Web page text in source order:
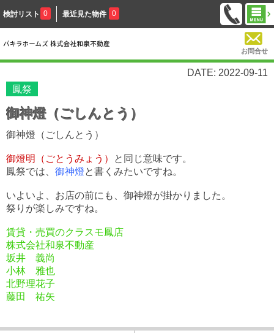
検討リスト 0 最近見た物件 0
お問合せ
DATE: 2022-09-11
鳳祭
御神燈（ごしんとう）
御神燈（ごしんとう）
御燈明（ごとうみょう）
と同じ意味です。
鳳祭では、 御神燈と書くみたいですね。
いよいよ、お店の前にも、御神燈が掛かりました。
祭りが楽しみですね。
賃貸・売買のクラスモ鳳店
株式会社和泉不動産
坂井 義尚
小林 雅也
北野理花子
藤田 祐矢